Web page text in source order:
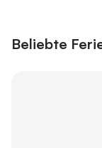
Beliebte